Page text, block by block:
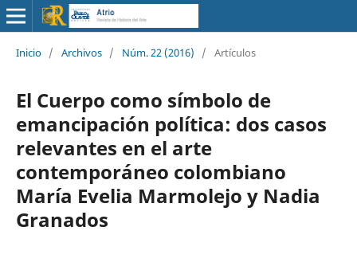
Inicio / Archivos / Núm. 22 (2016) / Artículos
El Cuerpo como símbolo de
emancipación política: dos casos
relevantes en el arte
contemporáneo colombiano
María Evelia Marmolejo y Nadia
Granados